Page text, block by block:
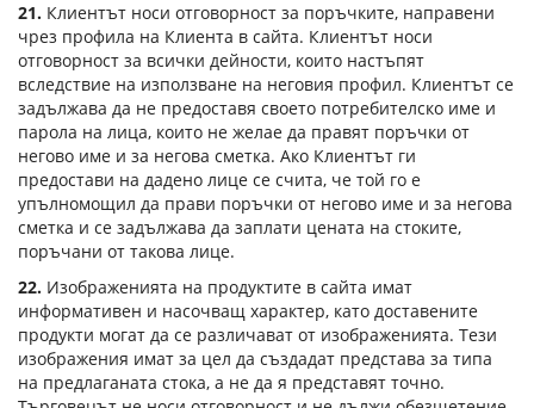
21. Клиентът носи отговорност за поръчките, направени
чрез профила на Клиента в сайта. Клиентът носи
отговорност за всички дейности, които настъпят
вследствие на използване на неговия профил. Клиентът се
задължава да не предоставя своето потребителско име и
парола на лица, които не желае да правят поръчки от
негово име и за негова сметка. Ако Клиентът ги
предостави на дадено лице се счита, че той го е
упълномощил да прави поръчки от негово име и за негова
сметка и се задължава да заплати цената на стоките,
поръчани от такова лице.
22. Изображенията на продуктите в сайта имат
информативен и насочващ характер, като доставените
продукти могат да се различават от изображенията. Тези
изображения имат за цел да създадат представа за типа
на предлаганата стока, а не да я представят точно.